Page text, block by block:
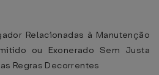
Relacionadas à Manutenção
ou Exonerado Sem Justa
Regras Decorrentes